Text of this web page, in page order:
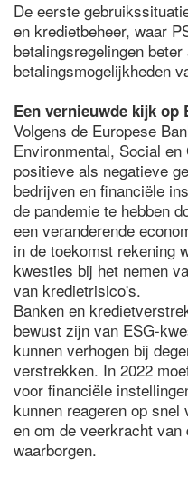
De eerste
en kredietbeheer, waar
betalingsregelingen
betalingsmogelijkheden
Een vernieuwde kijk op
Volgens de Europese
Environmental, Social
positieve als negatieve
bedrijven en financiële
de pandemie te hebben
een veranderende
in de toekomst rekening
kwesties bij het nemen
van kredietrisico's.
Banken en
bewust zijn van ESG-
kunnen verhogen bij
verstrekken. In 2022
voor financiële
kunnen reageren op snel
en om de veerkracht
waarborgen.